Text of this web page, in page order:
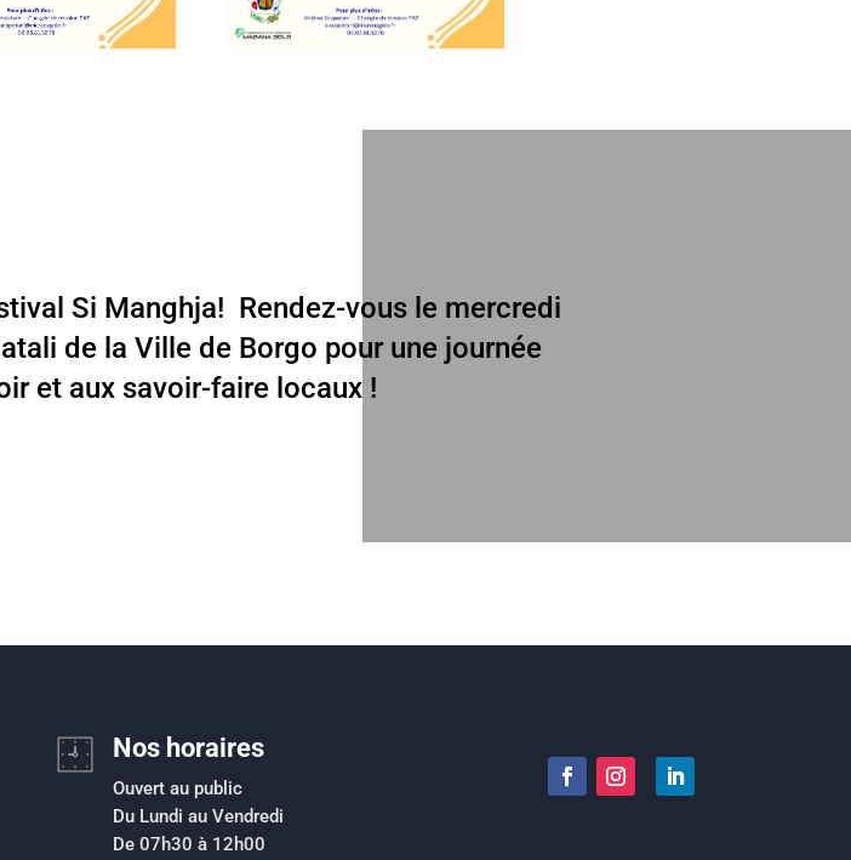
Si Manghja! ‍‍ Rendez-vous le mercredi
de la Ville de Borgo pour une journée
et aux savoir-faire locaux !
Nos horaires
Ouvert au public
Du Lundi au Vendredi
De 07h30 à 12h00